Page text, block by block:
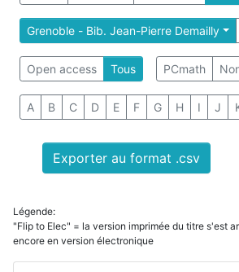
Grenoble - Bib. Jean-Pierre Demailly
Open access Tous PCmath
A B C D E F G H I J
Exporter au format .csv
Légende:
"Flip to Elec" = la version imprimée du titre s'est
encore en version électronique